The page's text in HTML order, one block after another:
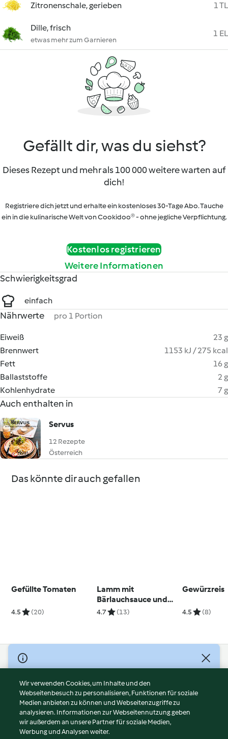
Zitronenschale, gerieben 1 TL
Dille, frisch
etwas mehr zum Garnieren
1 EL
Gefällt dir, was du siehst?
Dieses Rezept und mehr als 100 000 weitere warten auf
dich!
Registriere dich jetzt und erhalte ein kostenloses 30-Tage Abo. Tauche
ein in die kulinarische Welt von Cookidoo® - ohne jegliche Verpflichtung.
Kostenlos registrieren
Weitere Informationen
Schwierigkeitsgrad
einfach
Nährwerte pro 1 Portion
Eiweiß
23 g
Brennwert
1153 kJ / 275 kcal
Fett
16 g
Ballaststoffe
2 g
Kohlenhydrate
7 g
Auch enthalten in
Servus
12 Rezepte
Österreich
Das könnte dir auch gefallen
Gefüllte Tomaten
4.5 (20)
Lamm mit
Bärlauchsauce und
Frühlingsgemüse
4.7 (13)
Gewürzreis
4.5 (8)
© Copyright 2026
Nutzungsbedingungen
Datenschutzrichtlinien
Disclaimer
Impressum
Cookies
Wir verwenden Cookies, um Inhalte und den
Webseitenbesuch zu personalisieren, Funktionen für soziale
Medien anbieten zu können und Webseitenzugriffe zu
analysieren. Informationen zur Webseitennutzung geben
wir außerdem an unsere Partner für soziale Medien,
Werbung und Analysen weiter.